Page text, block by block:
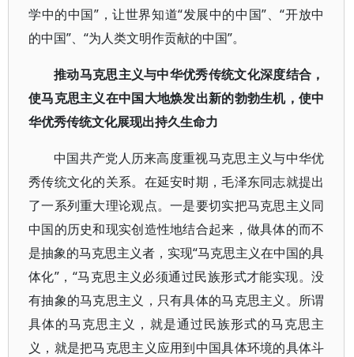
学中的中国”，让世界知道“发展中的中国”、“开放中
的中国”、“为人类文明作贡献的中国”。
推动马克思主义与中华优秀传统文化深度结合，
使马克思主义在中国大地焕发出新的勃勃生机，使中
华优秀传统文化展现出持久生命力
中国共产党人历来高度重视马克思主义与中华优
秀传统文化的关系。在延安时期，毛泽东同志就提出
了一系列重大理论观点。一是要切实把马克思主义同
中国的历史和现实创造性地结合起来，做具体的而不
是抽象的马克思主义者，实现“马克思主义在中国的具
体化”，“马克思主义必须通过民族形式才能实现。没
有抽象的马克思主义，只有具体的马克思主义。所谓
具体的马克思主义，就是通过民族形式的马克思主
义，就是把马克思主义应用到中国具体环境的具体斗